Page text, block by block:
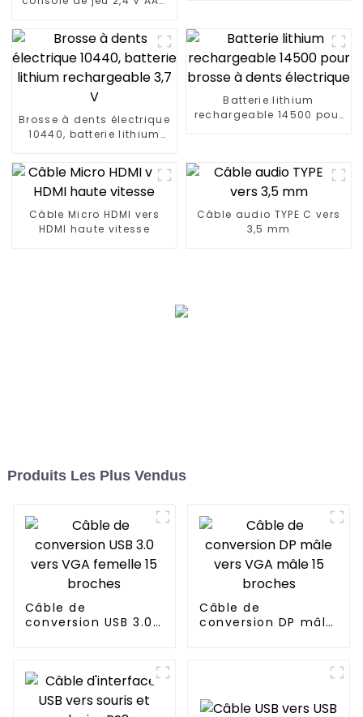
Brosse à dents électrique
10440, batterie lithium
Batterie lithium
rechargeable 14500 pour
Câble Micro HDMI vers
HDMI haute vitesse
Câble audio TYPE C vers
3,5 mm
Produits Les Plus Vendus
Câble de
conversion USB 3.0
Câble de
conversion DP mâle